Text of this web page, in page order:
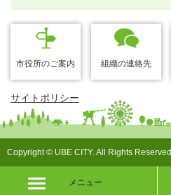
メニュー
市役所のご案内 組織の連絡先
サイトポリシー
Copyright © UBE CITY. All Rights Reserved.